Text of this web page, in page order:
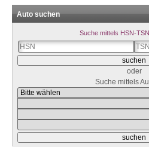
Auto suchen
Suche mittels HSN-
oder
Suche mittels